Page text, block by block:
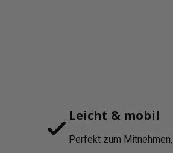
Leicht & mobil
Perfekt zum